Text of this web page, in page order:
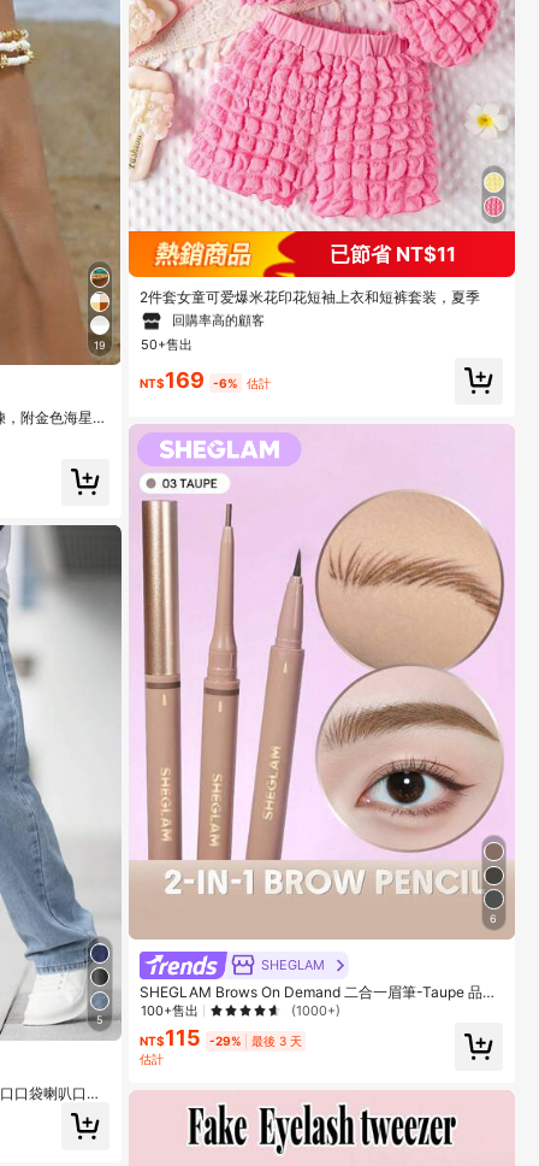
19
附金色海星與
5
口袋喇叭口長
Y2K風格喜劇
已節省 NT$11
2件套女童可爱爆米花印花短袖上衣和短裤套装，夏季
#1 熱銷榜 Top 粉紅色 年輕女孩套裝
回購率高的顧客
#1 熱銷榜 Top 粉紅色 年輕女孩套裝
回購率高的顧客
#1 熱銷榜 Top 粉紅色 年輕女孩套裝
回購率高的顧客
#1 熱銷榜 Top 粉紅色 年輕女孩套裝
50+售出
NT$169 -6% 估計
6
SHEGLAM
SHEGLAM Brows On Demand 二合一眉筆-Taupe 品牌
美妝化妝品 適合女士與女孩
100+售出 (1000+)
NT$115 -29%
最後 3 天
估計